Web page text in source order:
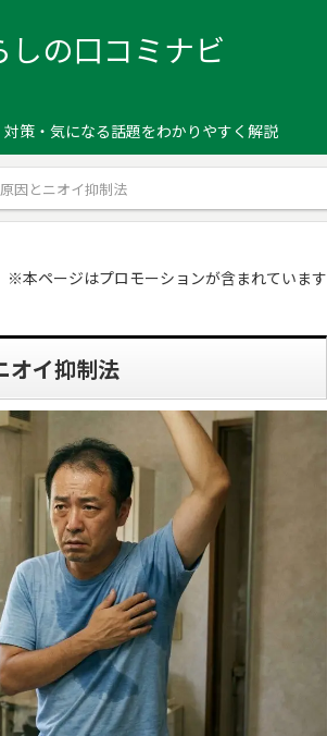
しの口コミナビ
策・気になる話題をわかりやすく解説
因とニオイ抑制法
※本ページはプロモーションが含まれています
オイ抑制法